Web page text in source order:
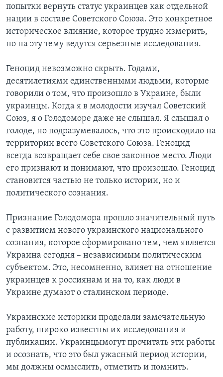
попытки вернуть статус украинцев как отдельной
нации в составе Советского Союза. Это конкретное
историческое влияние, которое трудно измерить,
но на эту тему ведутся серьезные исследования.
Геноцид невозможно скрыть. Годами,
десятилетиями единственными людьми, которые
говорили о том, что произошло в Украине, были
украинцы. Когда я в молодости изучал Советский
Союз, я о Голодоморе даже не слышал. Я слышал о
голоде, но подразумевалось, что это происходило на
территории всего Советского Союза. Геноцид
всегда возвращает себе свое законное место. Люди
его признают и понимают, что произошло. Геноцид
становится частью не только истории, но и
политического сознания.
Признание Голодомора прошло значительный путь
с развитием нового украинского национального
сознания, которое сформировано тем, чем является
Украина сегодня – независимым политическим
субъектом. Это, несомненно, влияет на отношение
украинцев к россиянам и на то, как люди в
Украине думают о сталинском периоде.
Украинские историки проделали замечательную
работу, широко известны их исследования и
публикации. Украинцымогут прочитать эти работы
и осознать, что это был ужасный период истории,
мы должны осмыслить, отметить и помнить.